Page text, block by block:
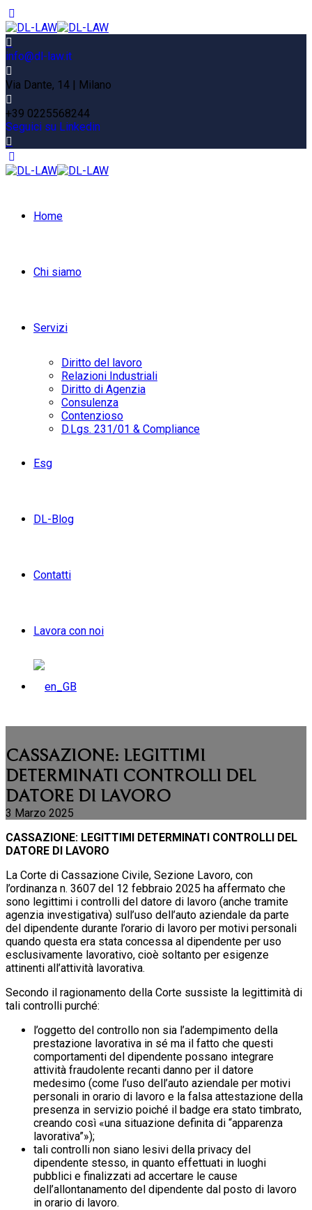
info@dl-law.it
Via Dante, 14 | Milano
+39 0225568244
Seguici su Linkedin
Home
Chi siamo
Servizi
Diritto del lavoro
Relazioni Industriali
Diritto di Agenzia
Consulenza
Contenzioso
D.Lgs. 231/01 & Compliance
Esg
DL-Blog
Contatti
Lavora con noi
CASSAZIONE: LEGITTIMI
DETERMINATI CONTROLLI DEL
DATORE DI LAVORO
3 Marzo 2025
CASSAZIONE: LEGITTIMI DETERMINATI CONTROLLI DEL
DATORE DI LAVORO
La Corte di Cassazione Civile, Sezione Lavoro, con
l’ordinanza n. 3607 del 12 febbraio 2025 ha affermato che
sono legittimi i controlli del datore di lavoro (anche tramite
agenzia investigativa) sull’uso dell’auto aziendale da parte
del dipendente durante l’orario di lavoro per motivi personali
quando questa era stata concessa al dipendente per uso
esclusivamente lavorativo, cioè soltanto per esigenze
attinenti all’attività lavorativa.
Secondo il ragionamento della Corte sussiste la legittimità di
tali controlli purché:
l’oggetto del controllo non sia l’adempimento della
prestazione lavorativa in sé ma il fatto che questi
comportamenti del dipendente possano integrare
attività fraudolente recanti danno per il datore
medesimo (come l’uso dell’auto aziendale per motivi
personali in orario di lavoro e la falsa attestazione della
presenza in servizio poiché il badge era stato timbrato,
creando così «una situazione definita di “apparenza
lavorativa”»);
tali controlli non siano lesivi della privacy del
dipendente stesso, in quanto effettuati in luoghi
pubblici e finalizzati ad accertare le cause
dell’allontanamento del dipendente dal posto di lavoro
in orario di lavoro.